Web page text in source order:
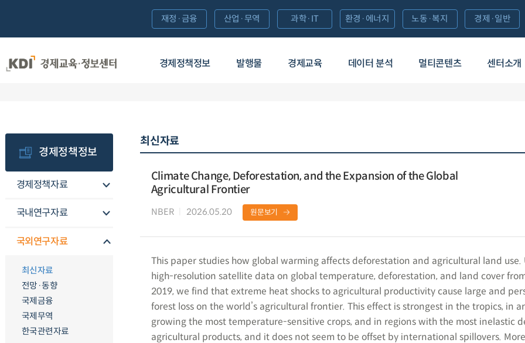
경제정책정보 발행물 경제교육 데이터 분석 멀티콘텐츠 센터소개
재정·금융 산업·무역 과학·IT 환경·에너지 노동·복지 경제·일반
경제정책정보
경제정책자료
국내연구자료
국외연구자료
최신자료
전망·동향
국제금융
국제무역
한국관련자료
최신자료
Climate Change, Deforestation, and the Expansion of the Global
Agricultural Frontier
NBER 2026.05.20 원문보기
This paper studies how global warming affects deforestation and agricultural land use.
high-resolution satellite data on global temperature, deforestation, and land cover
2019, we find that extreme heat shocks to agricultural productivity cause large and
forest loss on the world’s agricultural frontier. This effect is strongest in the tropics, in
growing the most temperature-sensitive crops, and in regions with the most inelastic
agricultural products, and it does not seem to be offset by international spillovers.